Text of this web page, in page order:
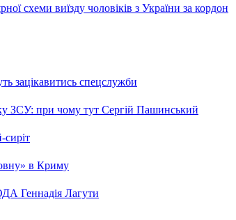
схеми виїзду чоловіків з України за кордон
зацікавитись спецслужби
ЗСУ: при чому тут Сергій Пашинський
сиріт
в Криму
Геннадія Лагути